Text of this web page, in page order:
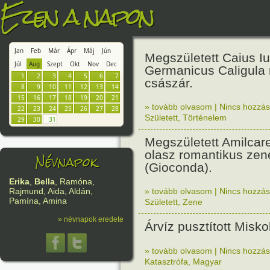
Ezen a napon
Jan Feb Már Ápr Máj
Jún
Júl
Aug Szept Okt Nov
Dec
1
2 3 4 5 6
7
8
9 10 11 12 13
14
15
16 17 18 19 20
21
22
23 24 25 26 27
28
29
30 31
Névnapok
Erika, Bella, Ramóna,
Rajmund, Aida, Aldán,
Pamína, Amina
» névnapok eredete
Megszületett Caius
Germanicus Caligula
császár.
» tovább olvasom | Nincs
Született Történelem
Megszületett
olasz romantikus
(Gioconda).
» tovább olvasom | Nincs
Született Zene
Árvíz pusztított
» tovább olvasom | Nincs
Katasztrófa
Magyar